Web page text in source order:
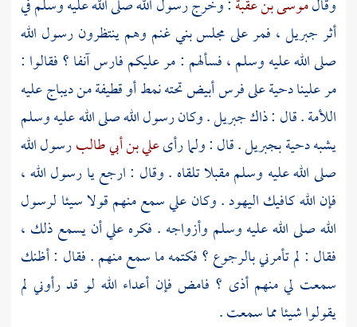
وقالموسى بن عقبة: وخرج رسول الله صلى الله عليه وسلم في
أثرجبريل ، فمر على مجلسبني غنم وهم ينتظرون رسول الله
صلى الله عليه وسلم ، فسألهم : مر عليكم فارس آنفا ؟ فقالوا :
مر علينادحيةعلى فرس أبيض تحته نمط أو قطيفة من ديباج عليه
اللأمة . قال : ذاكجبريل. وكان رسول الله صلى الله عليه وسلم
يشبهدحيةبجبريل. قال : ولما رأىعلي بن أبي طالبرسول الله
صلى الله عليه وسلم مقبلا تلقاه . وقال : ارجع يا رسول الله ،
فإن الله كافيك اليهود . وكانعليسمع منهم قولا سيئا لرسول
الله صلى الله عليه وسلم وأزواجه . فكره علي أن يسمع ذلك ،
فقال : لم تأمرني بالرجوع ؟ فكتمه ما سمع منهم . فقال : أظنك
سمعت لي منهم أذى ؟ فامض فإن أعداء الله لو قد رأوني لم
يقولوا شيئا مما سمعت .